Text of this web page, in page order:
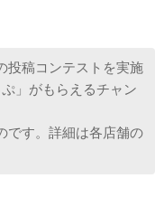
投稿コンテストを実施
」がもらえるチャン
です。詳細は各店舗の